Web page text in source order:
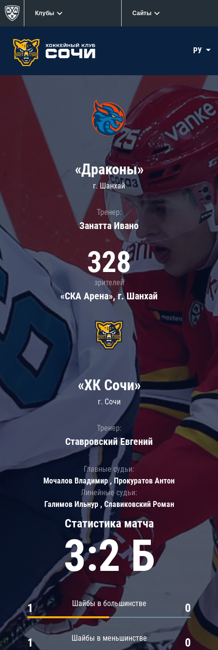
Клубы Сайты
РУ
«Драконы»
г. Шанхай
Тренер:
Занатта Иванo
328
зрителей
«СКА Арена», г. Шанхай
Статистика матча
3:2 Б
Шайбы в большинстве
1 0
Шайбы в меньшинстве
1 0
«ХК Сочи»
г. Сочи
Тренер:
Ставровский Евгений
Главные судьи:
Мочалов Владимир , Прокуратов Антон
Линейные судьи:
Галимов Ильнур , Славиковский Роман